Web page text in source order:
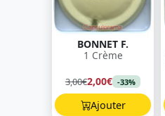
BONNET F.
1 Crème
3,00€2,00€ -33%
Ajouter